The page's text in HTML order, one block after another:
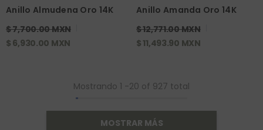
Anillo Almudena Oro 14K
$ 7,700.00 MXN
$ 6,930.00 MXN
Anillo Amanda Oro 14K
$ 12,771.00 MXN
$ 11,493.90 MXN
Mostrando 1 -20 of 927 total
MOSTRAR MÁS